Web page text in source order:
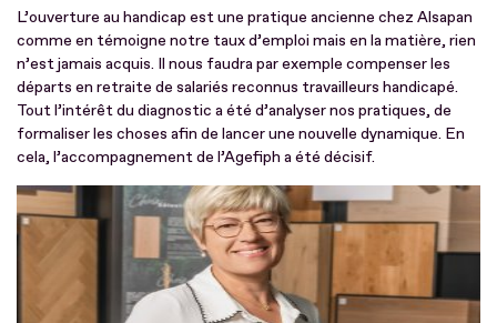
L’ouverture au handicap est une pratique ancienne chez Alsapan
comme en témoigne notre taux d’emploi mais en la matière, rien
n’est jamais acquis. Il nous faudra par exemple compenser les
départs en retraite de salariés reconnus travailleurs handicapé.
Tout l’intérêt du diagnostic a été d’analyser nos pratiques, de
formaliser les choses afin de lancer une nouvelle dynamique. En
cela, l’accompagnement de l’Agefiph a été décisif.